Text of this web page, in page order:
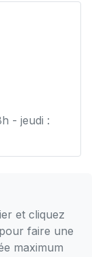
- jeudi :
et cliquez
faire une
maximum